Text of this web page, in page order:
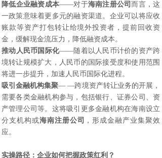
降低企业融资成本——对于海南注册公司 而言，这
一政策意味着更多元的融资渠道。企业可以将应收
账款等资产打包转让给境外投资者，提前回收资
金，缓解现金流压力，降低融资成本。
推动人民币国际化——随着以人民币计价的资产跨
境转让规模扩大，人民币的国际接受度和使用范围
将进一步提升，加速人民币国际化进程。
吸引金融机构集聚— —跨境资产转让业务的开展，
需要各类金融机构参与，包括银行、证券公司、资
产管理公司等。这将吸引更多金融机构在海南设立
分支机构或海南注册公司
，形成金融产业集聚效
应。
实操路径：企业如何把握政策红利？